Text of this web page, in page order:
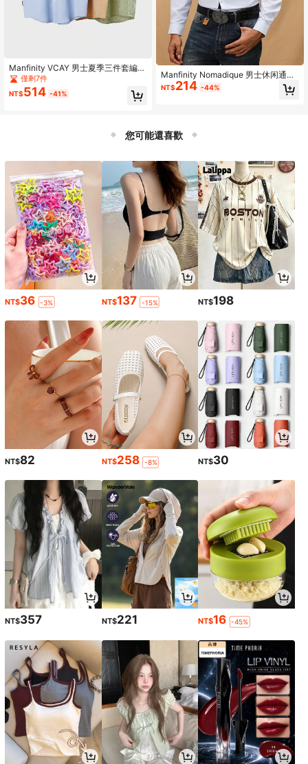
Manfinity VCAY 男士夏季三件套編織
休閒寬鬆方格短袖襯衫
僅剩7件
NT$514 -41%
Manfinity Nomadique 男士休闲通勤
拼色长袖衬衫
NT$214 -44%
您可能還喜歡
NT$36 -3% NT$137 -15% NT$198
NT$82 NT$258 -8% NT$30
NT$357 NT$221 NT$16 -45%